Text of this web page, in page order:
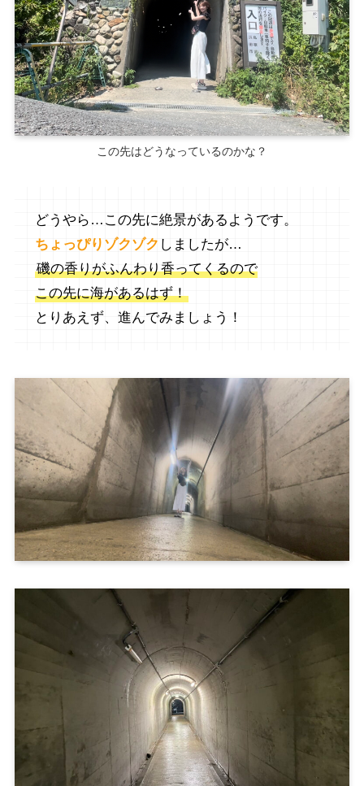
この先はどうなっているのかな？
どうやら…この先に絶景があるようです。
ちょっぴりゾクゾク しましたが…
磯の香りがふんわり香ってくるので
この先に海があるはず！
とりあえず、進んでみましょう！